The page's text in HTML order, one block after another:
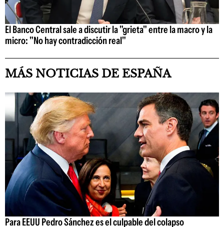
El Banco Central sale a discutir la "grieta" entre la macro y la
micro: "No hay contradicción real"
MÁS NOTICIAS DE ESPAÑA
Para EEUU Pedro Sánchez es el culpable del colapso